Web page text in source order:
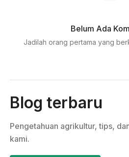
Belum Ada
Jadilah orang pertama yang
Blog terbaru
Pengetahuan agrikultur, tips,
kami.